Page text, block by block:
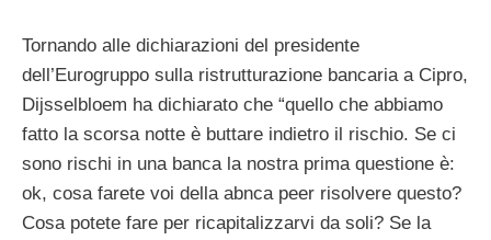
Tornando alle dichiarazioni del presidente
dell’Eurogruppo sulla ristrutturazione bancaria a Cipro,
Dijsselbloem ha dichiarato che “quello che abbiamo
fatto la scorsa notte è buttare indietro il rischio. Se ci
sono rischi in una banca la nostra prima questione è:
ok, cosa farete voi della abnca peer risolvere questo?
Cosa potete fare per ricapitalizzarvi da soli? Se la